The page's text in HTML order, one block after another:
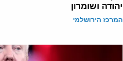
יהודה ושומרון
המרכז הירושלמי